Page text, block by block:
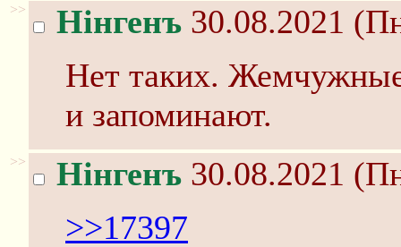
>> Нінгенъ 30.08.2021
Нет таких.
и запоминают.
>> Нінгенъ 30.08.2021
>>17397